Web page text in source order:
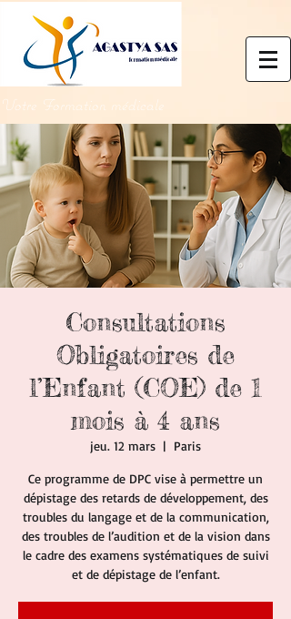
Votre Formation médicale
Consultations
Obligatoires de
l’Enfant (COE) de 1
mois à 4 ans
jeu. 12 mars
  |
Paris
Ce programme de DPC vise à permettre un
dépistage des retards de développement, des
troubles du langage et de la communication,
des troubles de l’audition et de la vision dans
le cadre des examens systématiques de suivi
et de dépistage de l’enfant.